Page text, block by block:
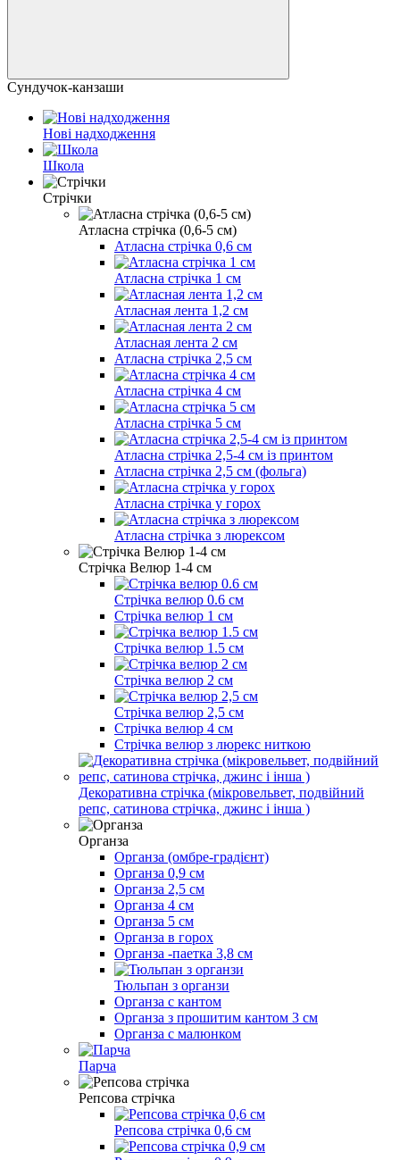
Сундучок-канзаши
Нові надходження
Школа
Стрічки
Атласна стрічка (0,6-5 см)
Атласна стрічка 0,6 см
Атласна стрічка 1 см
Атласная лента 1,2 см
Атласная лента 2 см
Атласна стрічка 2,5 см
Атласна стрічка 4 см
Атласна стрічка 5 см
Атласна стрічка 2,5-4 см із принтом
Атласна стрічка 2,5 см (фольга)
Атласна стрічка у горох
Атласна стрічка з люрексом
Стрічка Велюр 1-4 см
Стрічка велюр 0.6 см
Стрічка велюр 1 см
Стрічка велюр 1.5 см
Стрічка велюр 2 см
Стрічка велюр 2,5 см
Стрічка велюр 4 см
Стрічка велюр з люрекс ниткою
Декоративна стрічка (мікровельвет, подвійний
репс, сатинова стрічка, джинс і інша )
Органза
Органза (омбре-градієнт)
Органза 0,9 см
Органза 2,5 см
Органза 4 см
Органза 5 см
Органза в горох
Органза -паетка 3,8 см
Тюльпан з органзи
Органза с кантом
Органза з прошитим кантом 3 см
Органза с малюнком
Парча
Репсова стрічка
Репсова стрічка 0,6 см